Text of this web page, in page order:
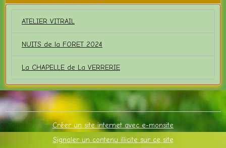
ATELIER VITRAIL
NUITS de la FORET 2024
La CHAPELLE de La VERRERIE
Créer un site internet avec e-monsite
Signaler un contenu illicite sur ce site